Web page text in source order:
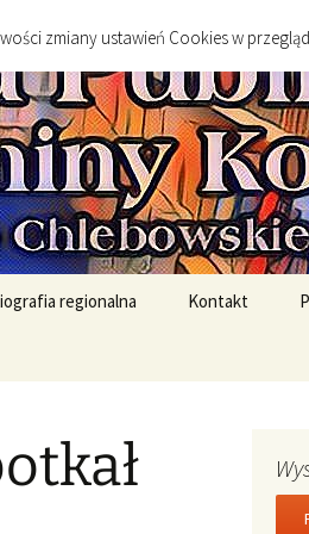
regionalna
geograficzne
Kontakt
zmiany ustawień Cookies w